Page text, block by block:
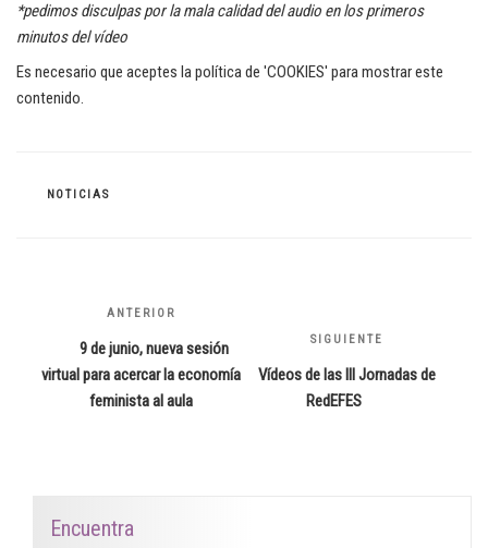
*pedimos disculpas por la mala calidad del audio en los primeros
minutos del vídeo
Es necesario que aceptes la política de 'COOKIES' para mostrar este
contenido.
CATEGORÍAS
NOTICIAS
Navegación
entradas
Entrada
anterior:
ANTERIOR
9 de junio, nueva sesión
virtual para acercar la economía
feminista al aula
Siguiente
entrada
SIGUIENTE
Vídeos de las III Jornadas de
RedEFES
Encuentra